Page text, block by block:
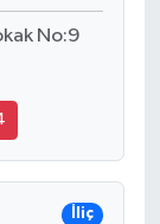
No:9
İliç